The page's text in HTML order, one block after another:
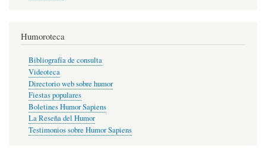
Humoroteca
Bibliografía de consulta
Videoteca
Directorio web sobre humor
Fiestas populares
Boletines Humor Sapiens
La Reseña del Humor
Testimonios sobre Humor Sapiens